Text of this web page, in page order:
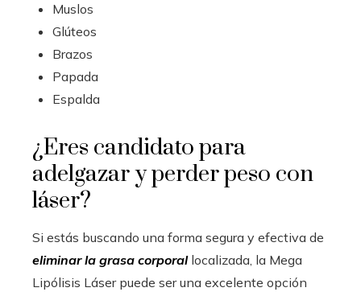
Muslos
Glúteos
Brazos
Papada
Espalda
¿Eres candidato para
adelgazar y perder peso con
láser?
Si estás buscando una forma segura y efectiva de
eliminar la grasa corporallocalizada, la Mega
Lipólisis Láser puede ser una excelente opción